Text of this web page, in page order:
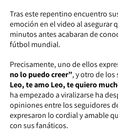
Tras este repentino encuentro
emoción en el video al asegurar
minutos antes acabaran de
fútbol mundial.
Precisamente, uno de ellos
no lo puedo creer”, y otro de
Leo, te amo Leo, te quiero
ha empezado a viralizarse ha
opiniones entre los seguidores
expresaron lo cordial y amable
con sus fanáticos.